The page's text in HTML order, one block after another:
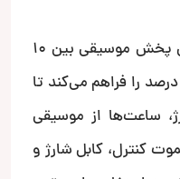
باتری قابل شارژ این مدل امکان پخش موسیقی بین 10
تا 15 ساعت در حجم صدای 50 درصد را فراهم می‌کند تا
ساعت‌ها از موسیقی
کنترل، کابل شارژ و